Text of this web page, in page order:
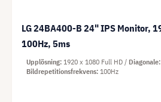
LG 24BA400-B 24" IPS Monitor,
100Hz, 5ms
Upplösning 1920 x 1080 Full HD Diagonale
Bildrepetitionsfrekvens 100Hz